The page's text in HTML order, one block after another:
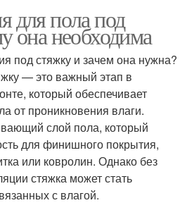
для пола под
она необходима
под стяжку и зачем она нужна?
— это важный этап в
который обеспечивает
от проникновения влаги.
слой пола, который
для финишного покрытия,
или ковролин. Однако без
стяжка может стать
с влагой.